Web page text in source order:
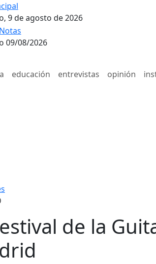
9 de agosto de 2026
09/08/2026
educación entrevistas opinión
de la